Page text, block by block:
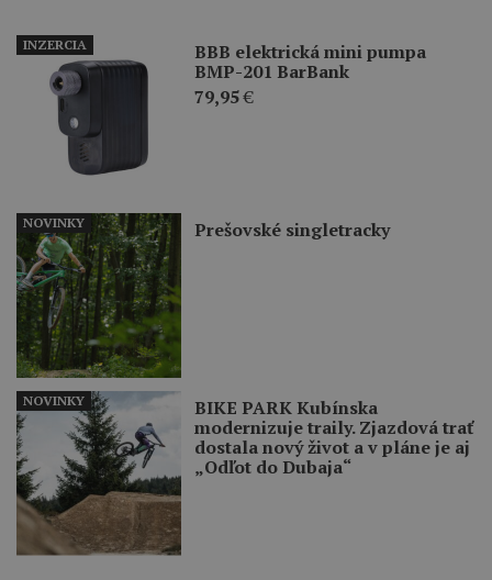
BBB elektrická mini pumpa
BMP-201 BarBank
79,95€
INZERCIA
Prešovské singletracky
NOVINKY
BIKE PARK Kubínska
modernizuje traily. Zjazdová trať
dostala nový život a v pláne je aj
„Odľot do Dubaja“
NOVINKY